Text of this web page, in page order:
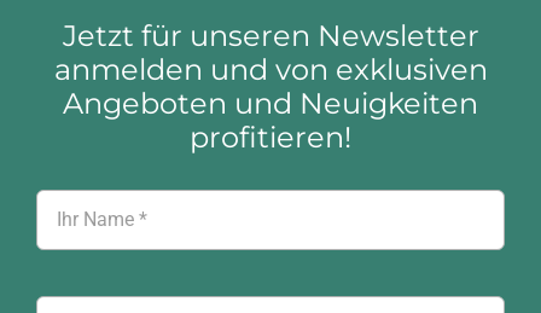
Jetzt für unseren Newsletter
anmelden und von exklusiven
Angeboten und Neuigkeiten
profitieren!